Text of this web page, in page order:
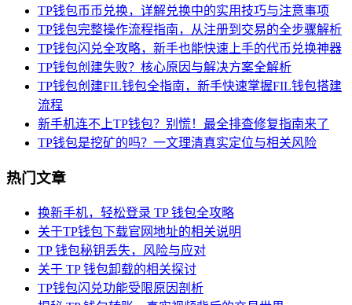
TP钱包币币兑换，详解兑换中的实用技巧与注意事项
TP钱包完整操作流程指南，从注册到交易的全步骤解析
TP钱包闪兑全攻略，新手也能快速上手的代币兑换神器
TP钱包创建失败？核心原因与解决方案全解析
TP钱包创建FIL钱包全指南，新手快速掌握FIL钱包搭建
流程
新手机连不上TP钱包？别慌！最全排查修复指南来了
TP钱包是挖矿的吗？一文理清真实定位与相关风险
热门文章
换新手机，轻松登录 TP 钱包全攻略
关于TP钱包下载官网地址的相关说明
TP 钱包秘钥丢失，风险与应对
关于 TP 钱包卸载的相关探讨
TP钱包闪兑功能受限原因剖析